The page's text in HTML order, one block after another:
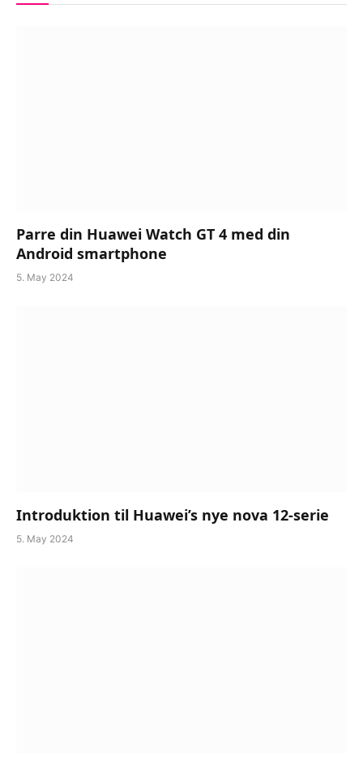
Parre din Huawei Watch GT 4 med din
Android smartphone
5. May 2024
Introduktion til Huawei’s nye nova 12-serie
5. May 2024